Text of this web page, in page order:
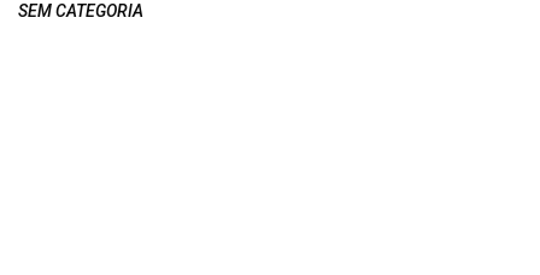
SEM CATEGORIA